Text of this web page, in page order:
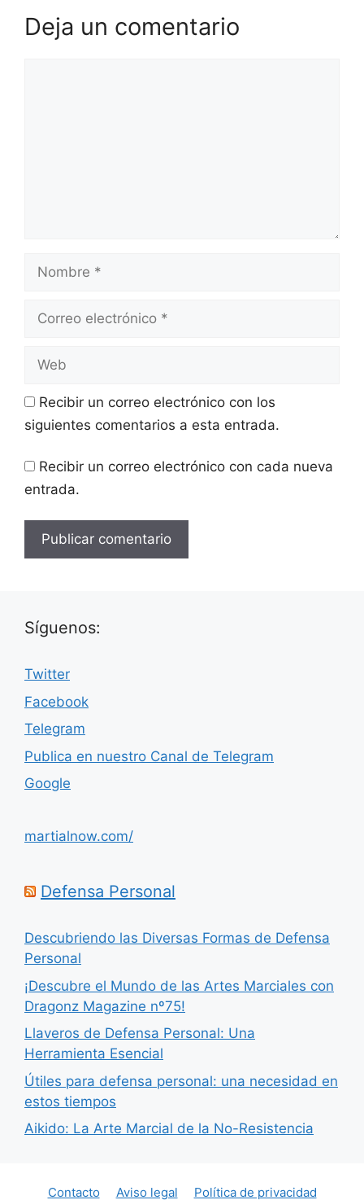
Deja un comentario
Nombre
Correo
Web
Recibir un correo electrónico con los
siguientes comentarios a esta entrada.
Recibir un correo electrónico con cada nueva
entrada.
Síguenos:
Twitter
Facebook
Telegram
Publica en nuestro Canal de Telegram
Google
martialnow.com/
Defensa Personal
Descubriendo las Diversas Formas de Defensa
Personal
¡Descubre el Mundo de las Artes Marciales con
Dragonz Magazine nº75!
Llaveros de Defensa Personal: Una
Herramienta Esencial
Útiles para defensa personal: una necesidad en
estos tiempos
Aikido: La Arte Marcial de la No-Resistencia
Contacto Aviso legal Política de privacidad